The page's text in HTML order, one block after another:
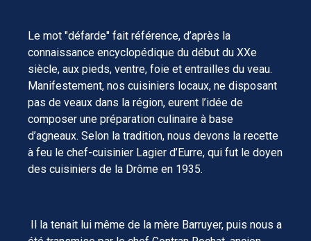
Le mot "défarde" fait référence, d’après la
connaissance encyclopédique du début du XXe
siècle, aux pieds, ventre, foie et entrailles du veau.
Manifestement, nos cuisiniers locaux, ne disposant
pas de veaux dans la région, eurent l’idée de
composer une préparation culinaire à base
d’agneaux. Selon la tradition, nous devons la recette
à feu le chef-cuisinier Lagier d’Eurre, qui fut le doyen
des cuisiniers de la Drôme en 1935.
Il la tenait lui même de la mère Barruyer, puis nous a